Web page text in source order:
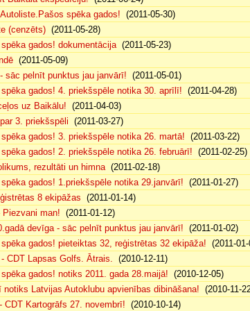
spēka gados! (2011-05-30)
(cenzēts) (2011-05-28)
gados! dokumentācija(2011-05-23)
(2011-05-09)
sāc pelnīt punktus jau janvārī! (2011-05-01)
gados! 4. priekšspēle notika 30. aprīlī! (2011-04-28)
uz Baikālu! (2011-04-03)
3. priekšspēli (2011-03-27)
gados! 3. priekšspēle notika 26. martā! (2011-03-22)
gados! 2. priekšspēle notika 26. februārī! (2011-02-25)
rezultāti un himna(2011-02-18)
gados! 1.priekšspēle notika 29.janvārī! (2011-01-27)
8 ekipāžas (2011-01-14)
man! (2011-01-12)
devīga - sāc pelnīt punktus jau janvārī! (2011-01-02)
gados! pieteiktas 32, reģistrētas 32 ekipāža! (2011-
CDT Lapsas Golfs. Ātrais. (2010-12-11)
gados! notiks 2011. gada 28.maijā! (2010-12-05)
notiks Latvijas Autoklubu apvienības dibināšana! (2010-11-
CDT Kartogrāfs 27. novembrī! (2010-10-14)